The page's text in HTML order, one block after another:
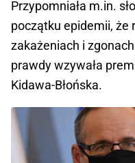
Przypomniała m.in.
początku epidemii, że
zakażeniach i
prawdy wzywała
Kidawa-Błońska.